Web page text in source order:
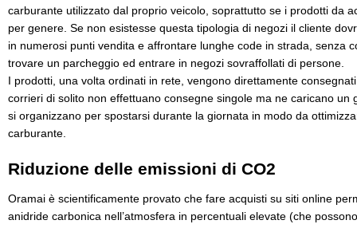
carburante utilizzato dal proprio veicolo, soprattutto se i prodotti da
per genere. Se non esistesse questa tipologia di negozi il cliente
in numerosi punti vendita e affrontare lunghe code in strada, senza
trovare un parcheggio ed entrare in negozi sovraffollati di persone.
I prodotti, una volta ordinati in rete, vengono direttamente
corrieri di solito non effettuano consegne singole ma ne caricano un
si organizzano per spostarsi durante la giornata in modo da
carburante.
Riduzione delle emissioni di CO2
Oramai è scientificamente provato che fare acquisti su siti online
anidride carbonica nell’atmosfera in percentuali elevate (che